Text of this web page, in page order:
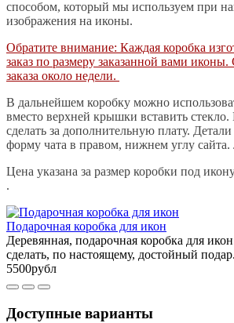
способом, который мы используем при
изображения на иконы.
Обратите внимание: Каждая коробка
заказ по размеру заказанной вами
заказа около недели.
В дальнейшем коробку можно
вместо верхней крышки вставить
сделать за дополнительную плату. Детали
форму чата в правом, нижнем углу
Цена указана за размер коробки под
.
Подарочная коробка для икон
Деревянная, подарочная коробка для
сделать, по настоящему, достойный
5500рубл
Доступные варианты